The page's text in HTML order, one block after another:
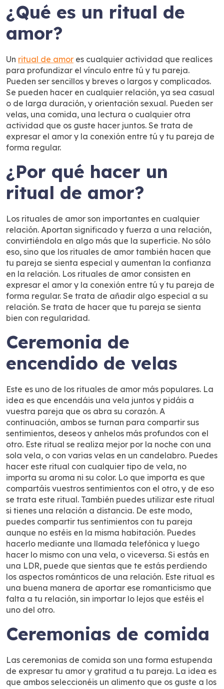
¿Qué es un ritual de
amor?
Un ritual de amor es cualquier actividad que realices
para profundizar el vínculo entre tú y tu pareja.
Pueden ser sencillos y breves o largos y complicados.
Se pueden hacer en cualquier relación, ya sea casual
o de larga duración, y orientación sexual. Pueden ser
velas, una comida, una lectura o cualquier otra
actividad que os guste hacer juntos. Se trata de
expresar el amor y la conexión entre tú y tu pareja de
forma regular.
¿Por qué hacer un
ritual de amor?
Los rituales de amor son importantes en cualquier
relación. Aportan significado y fuerza a una relación,
convirtiéndola en algo más que la superficie. No sólo
eso, sino que los rituales de amor también hacen que
tu pareja se sienta especial y aumentan la confianza
en la relación. Los rituales de amor consisten en
expresar el amor y la conexión entre tú y tu pareja de
forma regular. Se trata de añadir algo especial a su
relación. Se trata de hacer que tu pareja se sienta
bien con regularidad.
Ceremonia de
encendido de velas
Este es uno de los rituales de amor más populares. La
idea es que encendáis una vela juntos y pidáis a
vuestra pareja que os abra su corazón. A
continuación, ambos se turnan para compartir sus
sentimientos, deseos y anhelos más profundos con el
otro. Este ritual se realiza mejor por la noche con una
sola vela, o con varias velas en un candelabro. Puedes
hacer este ritual con cualquier tipo de vela, no
importa su aroma ni su color. Lo que importa es que
compartáis vuestros sentimientos con el otro, y de eso
se trata este ritual. También puedes utilizar este ritual
si tienes una relación a distancia. De este modo,
puedes compartir tus sentimientos con tu pareja
aunque no estéis en la misma habitación. Puedes
hacerlo mediante una llamada telefónica y luego
hacer lo mismo con una vela, o viceversa. Si estás en
una LDR, puede que sientas que te estás perdiendo
los aspectos románticos de una relación. Este ritual es
una buena manera de aportar ese romanticismo que
falta a tu relación, sin importar lo lejos que estéis el
uno del otro.
Ceremonias de comida
Las ceremonias de comida son una forma estupenda
de expresar tu amor y gratitud a tu pareja. La idea es
que ambos seleccionéis un alimento que os guste a los